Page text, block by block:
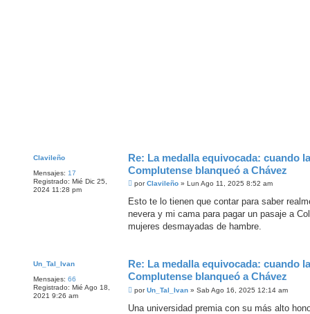
Clavileño
Mensajes: 17
Registrado: Mié Dic 25,
2024 11:28 pm
Re: La medalla equivocada: cuando la
Complutense blanqueó a Chávez
M
n
a
j
porClavileño» Lun Ago 11, 2025 8:52 am
Esto te lo tienen que contar para saber
nevera y mi cama para pagar un pasaje a
mujeres desmayadas de hambre.
Un_Tal_Ivan
Mensajes: 66
Registrado: Mié Ago 18,
2021 9:26 am
Re: La medalla equivocada: cuando la
Complutense blanqueó a Chávez
M
n
porUn_Tal_Ivan» Sab Ago 16, 2025 12:14 am
Una universidad premia con su más alto